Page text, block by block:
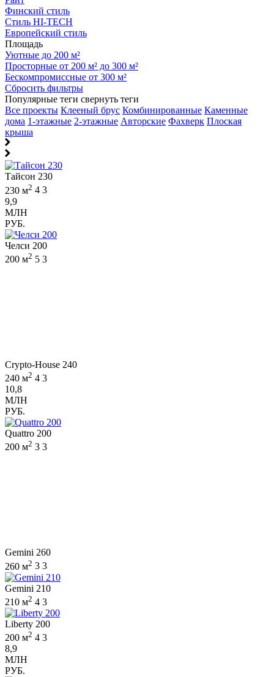
Финский стиль
Стиль HI-TECH
Европейский стиль
Площадь
Уютные до 200 м²
Просторные от 200 м² до 300 м²
Бескомпромиссные от 300 м²
Сбросить фильтры
Популярные теги свернуть теги
Все проекты Клееный брус Комбинированные Каменные
дома 1-этажные 2-этажные Авторские Фахверк Плоская
крыша
Тайсон 230
230 м2 4 3
9,9
МЛН
РУБ.
Челси 200
200 м2 5 3
Crypto-House 240
240 м2 4 3
10,8
МЛН
РУБ.
Quattro 200
200 м2 3 3
Gemini 260
260 м2 3 3
Gemini 210
210 м2 4 3
Liberty 200
200 м2 4 3
8,9
МЛН
РУБ.